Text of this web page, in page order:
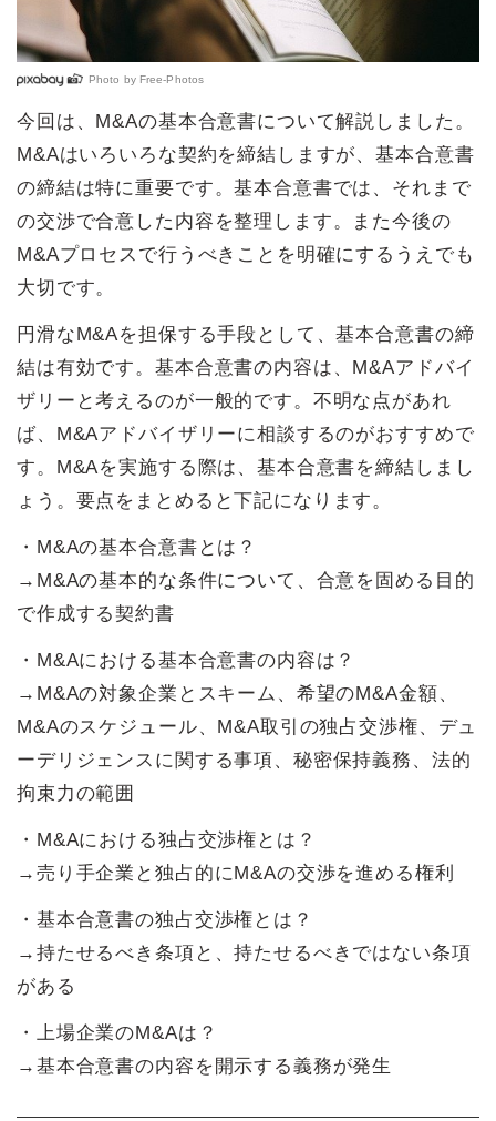
Photo by Free-Photos
今回は、M&Aの基本合意書について解説しました。
M&Aはいろいろな契約を締結しますが、基本合意書
の締結は特に重要です。基本合意書では、それまで
の交渉で合意した内容を整理します。また今後の
M&Aプロセスで行うべきことを明確にするうえでも
大切です。
円滑なM&Aを担保する手段として、基本合意書の締
結は有効です。基本合意書の内容は、M&Aアドバイ
ザリーと考えるのが一般的です。不明な点があれ
ば、M&Aアドバイザリーに相談するのがおすすめで
す。M&Aを実施する際は、基本合意書を締結しまし
ょう。要点をまとめると下記になります。
・M&Aの基本合意書とは？
→M&Aの基本的な条件について、合意を固める目的
で作成する契約書
・M&Aにおける基本合意書の内容は？
→M&Aの対象企業とスキーム、希望のM&A金額、
M&Aのスケジュール、M&A取引の独占交渉権、デュ
ーデリジェンスに関する事項、秘密保持義務、法的
拘束力の範囲
・M&Aにおける独占交渉権とは？
→売り手企業と独占的にM&Aの交渉を進める権利
・基本合意書の独占交渉権とは？
→持たせるべき条項と、持たせるべきではない条項
がある
・上場企業のM&Aは？
→基本合意書の内容を開示する義務が発生